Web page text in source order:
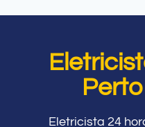
Eletricista 24